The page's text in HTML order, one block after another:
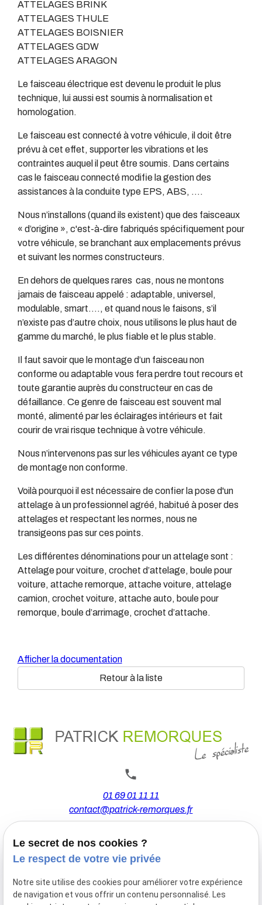
ATTELAGES BRINK
ATTELAGES THULE
ATTELAGES BOISNIER
ATTELAGES GDW
ATTELAGES ARAGON
Le faisceau électrique est devenu le produit le plus
technique, lui aussi est soumis à normalisation et
homologation.
Le faisceau est connecté à votre véhicule, il doit être
prévu à cet effet, supporter les vibrations et les
contraintes auquel il peut être soumis. Dans certains
cas le faisceau connecté modifie la gestion des
assistances à la conduite type EPS, ABS, ….
Nous n’installons (quand ils existent) que des faisceaux
« d’origine », c'est-à-dire fabriqués spécifiquement pour
votre véhicule, se branchant aux emplacements prévus
et suivant les normes constructeurs.
En dehors de quelques rares cas, nous ne montons
jamais de faisceau appelé : adaptable, universel,
modulable, smart…., et quand nous le faisons, s’il
n’existe pas d’autre choix, nous utilisons le plus haut de
gamme du marché, le plus fiable et le plus stable.
Il faut savoir que le montage d’un faisceau non
conforme ou adaptable vous fera perdre tout recours et
toute garantie auprès du constructeur en cas de
défaillance. Ce genre de faisceau est souvent mal
monté, alimenté par les éclairages intérieurs et fait
courir de vrai risque technique à votre véhicule.
Nous n’intervenons pas sur les véhicules ayant ce type
de montage non conforme.
Voilà pourquoi il est nécessaire de confier la pose d'un
attelage à un professionnel agréé, habitué à poser des
attelages et respectant les normes, nous ne
transigeons pas sur ces points.
Les différentes dénominations pour un attelage sont :
Attelage pour voiture, crochet d’attelage, boule pour
voiture, attache remorque, attache voiture, attelage
camion, crochet voiture, attache auto, boule pour
remorque, boule d’arrimage, crochet d’attache.
Afficher la documentation
Retour à la liste
01 69 01 11 11
contact@patrick-remorques.fr
44 Avenue de la Division Leclerc
91160 BALLAINVILLIERS
Le secret de nos cookies ?
Le respect de votre vie privée
Notre site utilise des cookies pour améliorer votre expérience
de navigation et vous offrir un contenu personnalisé. Les